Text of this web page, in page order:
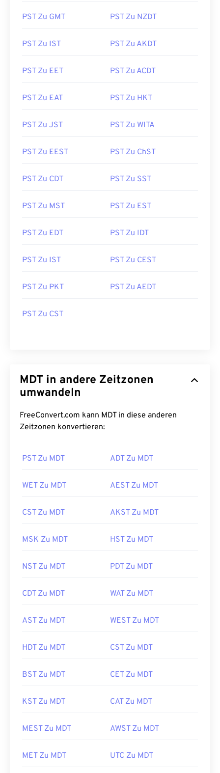
PST Zu GMT PST Zu NZDT
PST Zu IST PST Zu AKDT
PST Zu EET PST Zu ACDT
PST Zu EAT PST Zu HKT
PST Zu JST PST Zu WITA
PST Zu EEST PST Zu ChST
PST Zu CDT PST Zu SST
PST Zu MST PST Zu EST
PST Zu EDT PST Zu IDT
PST Zu IST PST Zu CEST
PST Zu PKT PST Zu AEDT
PST Zu CST
MDT in andere Zeitzonen
umwandeln
FreeConvert.com kann MDT in diese anderen
Zeitzonen konvertieren:
PST Zu MDT ADT Zu MDT
WET Zu MDT AEST Zu MDT
CST Zu MDT AKST Zu MDT
MSK Zu MDT HST Zu MDT
NST Zu MDT PDT Zu MDT
CDT Zu MDT WAT Zu MDT
AST Zu MDT WEST Zu MDT
HDT Zu MDT CST Zu MDT
BST Zu MDT CET Zu MDT
KST Zu MDT CAT Zu MDT
MEST Zu MDT AWST Zu MDT
MET Zu MDT UTC Zu MDT